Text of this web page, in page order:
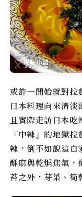
或許一開始就對拉
日本料理向來清淡
且實際走訪日本
『中辣』的地獄
辣，倒不如說這自
酥麻與乾煸焦氣，
苔之外，芽菜、筍